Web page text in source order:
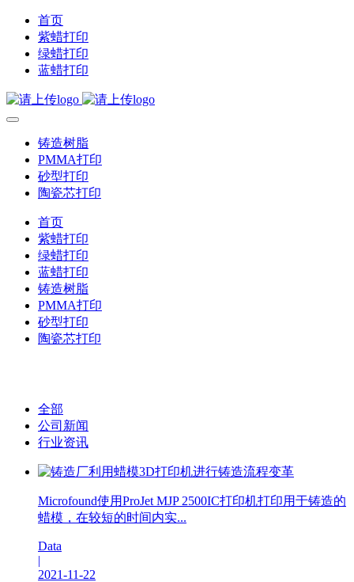
首页
紫蜡打印
绿蜡打印
蓝蜡打印
铸造树脂
PMMA打印
砂型打印
陶瓷芯打印
首页
紫蜡打印
绿蜡打印
蓝蜡打印
铸造树脂
PMMA打印
砂型打印
陶瓷芯打印
全部
公司新闻
行业资讯
Microfound使用ProJet MJP 2500IC打印机打印用于铸造的
蜡模，在较短的时间内实...
Data
|
2021-11-22